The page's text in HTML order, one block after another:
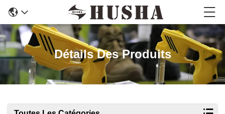
Détails Des Produits